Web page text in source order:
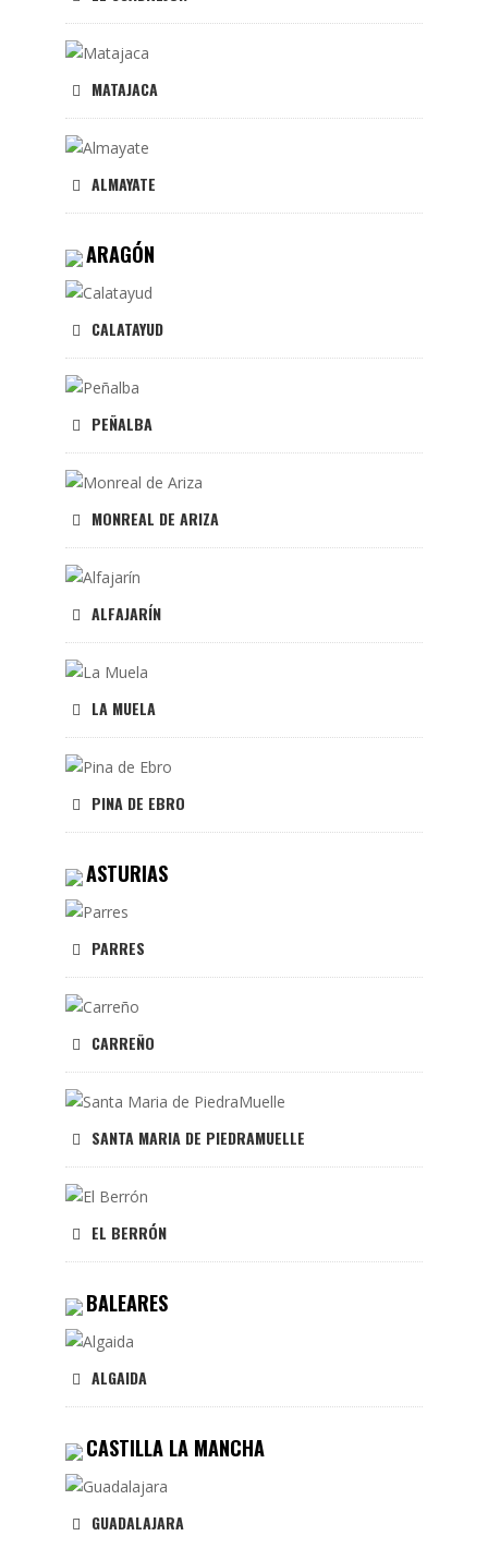
MATAJACA
ALMAYATE
ARAGÓN
CALATAYUD
PEÑALBA
MONREAL DE ARIZA
ALFAJARÍN
LA MUELA
PINA DE EBRO
ASTURIAS
PARRES
CARREÑO
SANTA MARIA DE PIEDRAMUELLE
EL BERRÓN
BALEARES
ALGAIDA
CASTILLA LA MANCHA
GUADALAJARA